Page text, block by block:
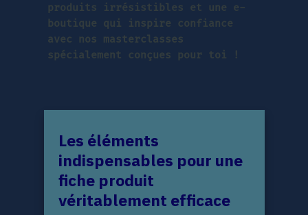
produits irrésistibles et une e-
boutique qui inspire confiance
avec nos masterclasses
spécialement conçues pour toi !
Les éléments
indispensables pour une
fiche produit
véritablement efficace